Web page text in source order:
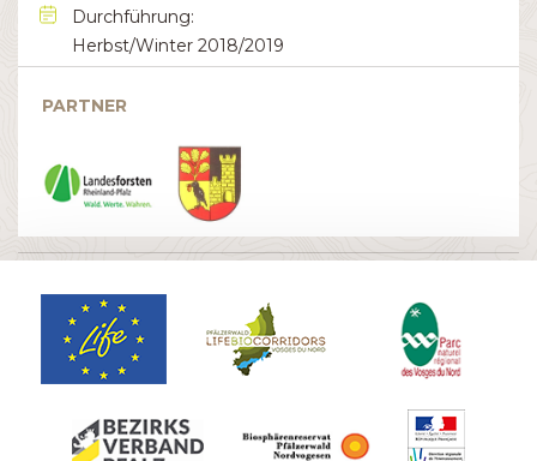
Durchführung:
Herbst/Winter 2018/2019
PARTNER